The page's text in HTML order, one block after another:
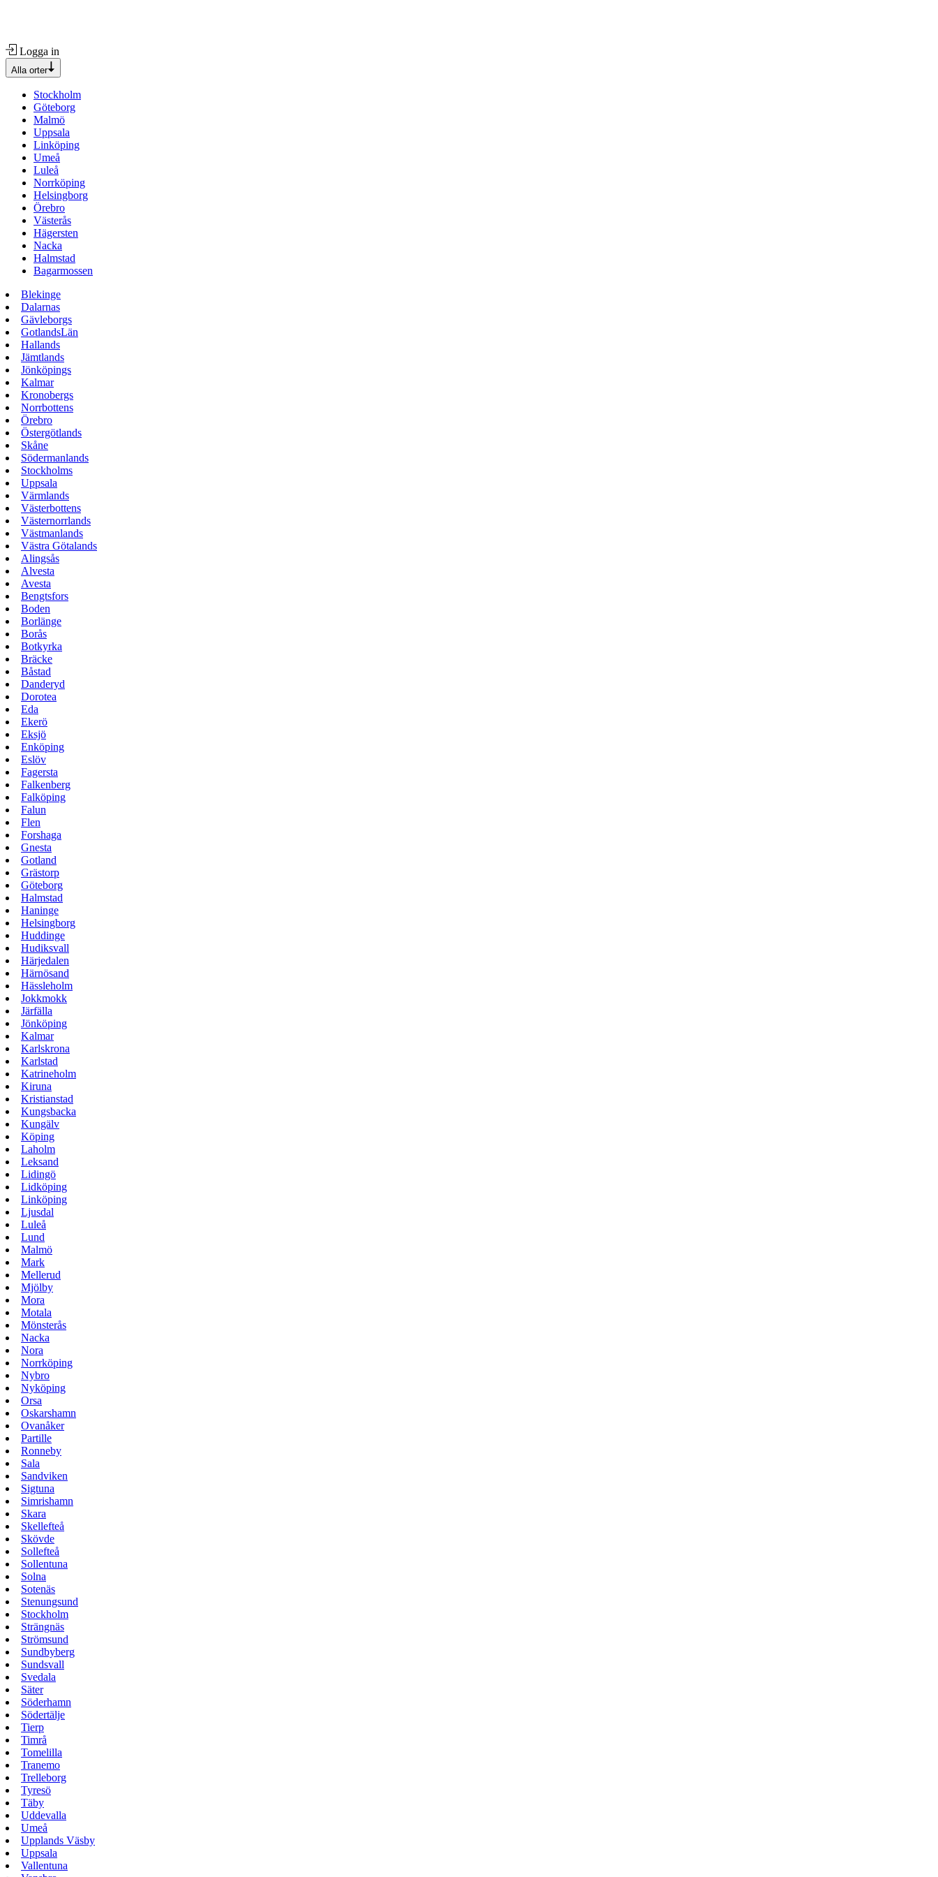
Logga in
Alla orter
Stockholm
Göteborg
Malmö
Uppsala
Linköping
Umeå
Luleå
Norrköping
Helsingborg
Örebro
Västerås
Hägersten
Nacka
Halmstad
Bagarmossen
Blekinge
Dalarnas
Gävleborgs
GotlandsLän
Hallands
Jämtlands
Jönköpings
Kalmar
Kronobergs
Norrbottens
Örebro
Östergötlands
Skåne
Södermanlands
Stockholms
Uppsala
Värmlands
Västerbottens
Västernorrlands
Västmanlands
Västra Götalands
Alingsås
Alvesta
Avesta
Bengtsfors
Boden
Borlänge
Borås
Botkyrka
Bräcke
Båstad
Danderyd
Dorotea
Eda
Ekerö
Eksjö
Enköping
Eslöv
Fagersta
Falkenberg
Falköping
Falun
Flen
Forshaga
Gnesta
Gotland
Grästorp
Göteborg
Halmstad
Haninge
Helsingborg
Huddinge
Hudiksvall
Härjedalen
Härnösand
Hässleholm
Jokkmokk
Järfälla
Jönköping
Kalmar
Karlskrona
Karlstad
Katrineholm
Kiruna
Kristianstad
Kungsbacka
Kungälv
Köping
Laholm
Leksand
Lidingö
Lidköping
Linköping
Ljusdal
Luleå
Lund
Malmö
Mark
Mellerud
Mjölby
Mora
Motala
Mönsterås
Nacka
Nora
Norrköping
Nybro
Nyköping
Orsa
Oskarshamn
Ovanåker
Partille
Ronneby
Sala
Sandviken
Sigtuna
Simrishamn
Skara
Skellefteå
Skövde
Sollefteå
Sollentuna
Solna
Sotenäs
Stenungsund
Stockholm
Strängnäs
Strömsund
Sundbyberg
Sundsvall
Svedala
Säter
Söderhamn
Södertälje
Tierp
Timrå
Tomelilla
Tranemo
Trelleborg
Tyresö
Täby
Uddevalla
Umeå
Upplands Väsby
Uppsala
Vallentuna